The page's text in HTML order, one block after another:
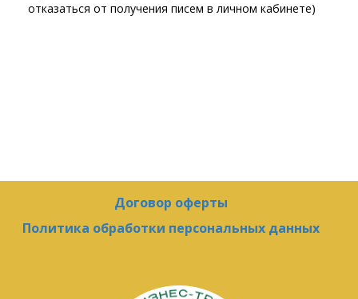
отказаться от получения писем в личном кабинете)
Договор оферты
Политика обработки персональных данных